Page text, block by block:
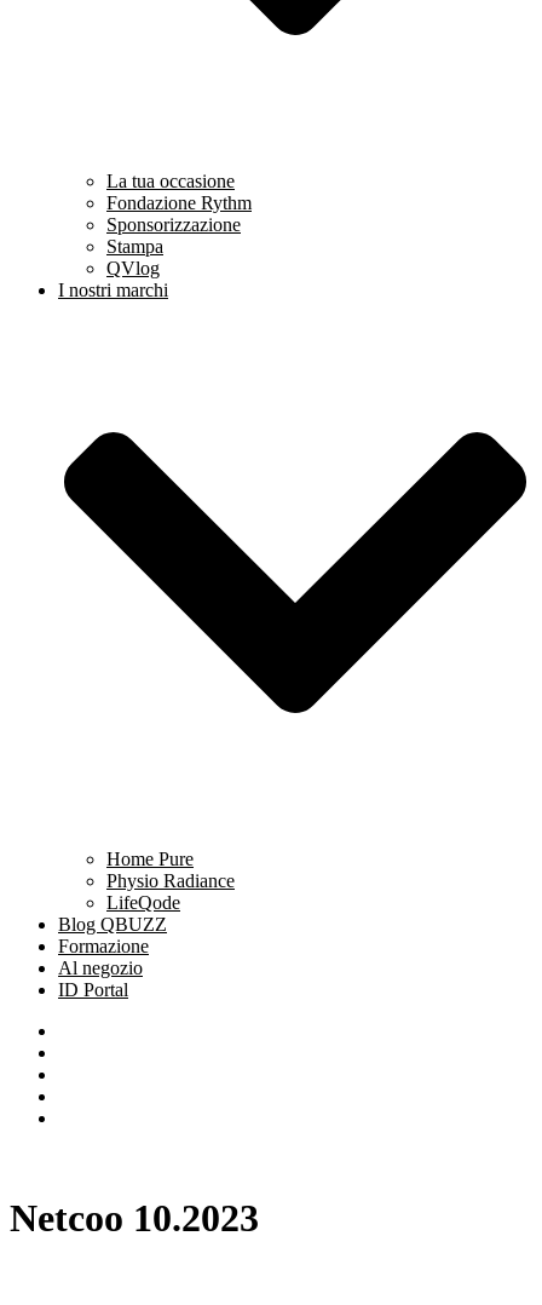
La tua occasione
Fondazione Rythm
Sponsorizzazione
Stampa
QVlog
I nostri marchi
Home Pure
Physio Radiance
LifeQode
Blog QBUZZ
Formazione
Al negozio
ID Portal
Netcoo 10.2023